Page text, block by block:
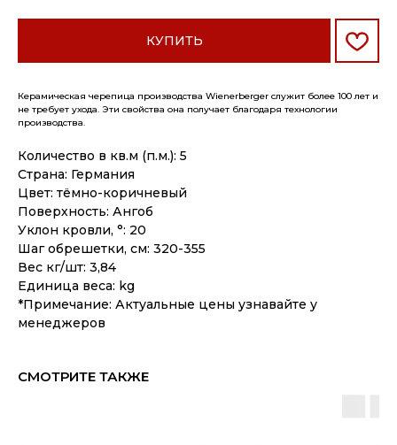
КУПИТЬ
Керамическая черепица производства Wienerberger служит более 100 лет и
не требует ухода. Эти свойства она получает благодаря технологии
производства.
Количество в кв.м (п.м.): 5
Страна: Германия
Цвет: тёмно-коричневый
Поверхность: Ангоб
Уклон кровли, °: 20
Шаг обрешетки, см: 320-355
Вес кг/шт: 3,84
Единица веса: kg
*Примечание: Актуальные цены узнавайте у
менеджеров
СМОТРИТЕ ТАКЖЕ